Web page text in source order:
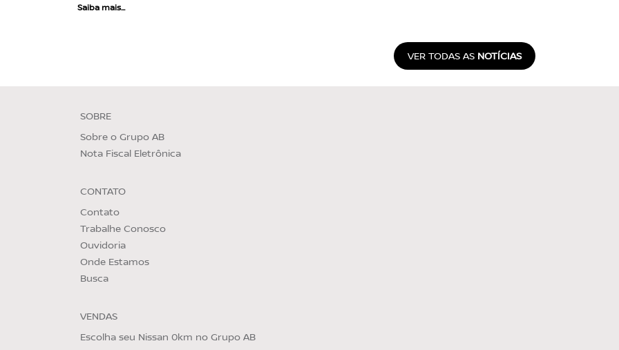
Saiba mais...
VER TODAS AS NOTÍCIAS
SOBRE
Sobre o Grupo AB
Nota Fiscal Eletrônica
CONTATO
Contato
Trabalhe Conosco
Ouvidoria
Onde Estamos
Busca
VENDAS
Escolha seu Nissan 0km no Grupo AB